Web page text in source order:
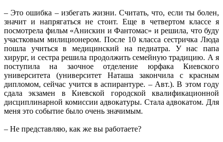
– Это ошибка – избегать жизни. Считать, что, если ты болен,
значит и напрягаться не стоит. Еще в четвертом классе я
посмотрела фильм «Анискин и Фантомас» и решила, что буду
участковым милиционером. После 10 класса сестричка Люда
пошла учиться в медицинский на педиатра. У нас папа
хирург, и сестра решила продолжить семейную традицию. А я
поступила на заочное отделение юрфака Киевского
университета (университет Наташа закончила с красным
дипломом, сейчас учится в аспирантуре. – Авт.). В этом году
сдала экзамен в Киевской городской квалификационной
дисциплинарной комиссии адвокатуры. Стала адвокатом. Для
меня это событие было очень значимым.
– Не представляю, как же вы работаете?